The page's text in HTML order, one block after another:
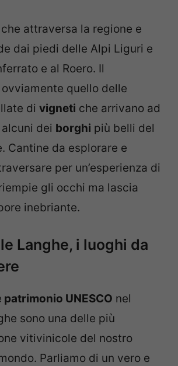
attraversa la regione e
dai piedi delle Alpi Liguri e
e al Roero. Il
quello delle
di vigneti che arrivano ad
dei borghi più belli del
Cantine da esplorare e
per un’esperienza di
gli occhi ma lascia
inebriante.
Langhe, i luoghi da
patrimonio UNESCO nel
sono una delle più
vitivinicole del nostro
Parliamo di un vero e